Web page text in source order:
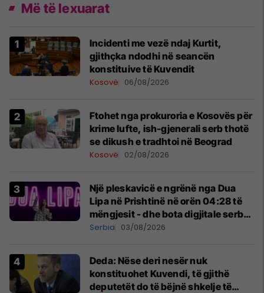
Më të lexuarat
Incidenti me vezë ndaj Kurtit,
gjithçka ndodhi në seancën
konstituive të Kuvendit
Kosovë 06/08/2026
Ftohet nga prokuroria e Kosovës për
krime lufte, ish-gjenerali serb thotë
se dikush e tradhtoi në Beograd
Kosovë 02/08/2026
Një pleskavicë e ngrënë nga Dua
Lipa në Prishtinë në orën 04:28 të
mëngjesit - dhe bota digjitale serbe
shpall gjendjen e luftës
Serbia 03/08/2026
Deda: Nëse deri nesër nuk
konstituohet Kuvendi, të gjithë
deputetët do të bëjnë shkelje të